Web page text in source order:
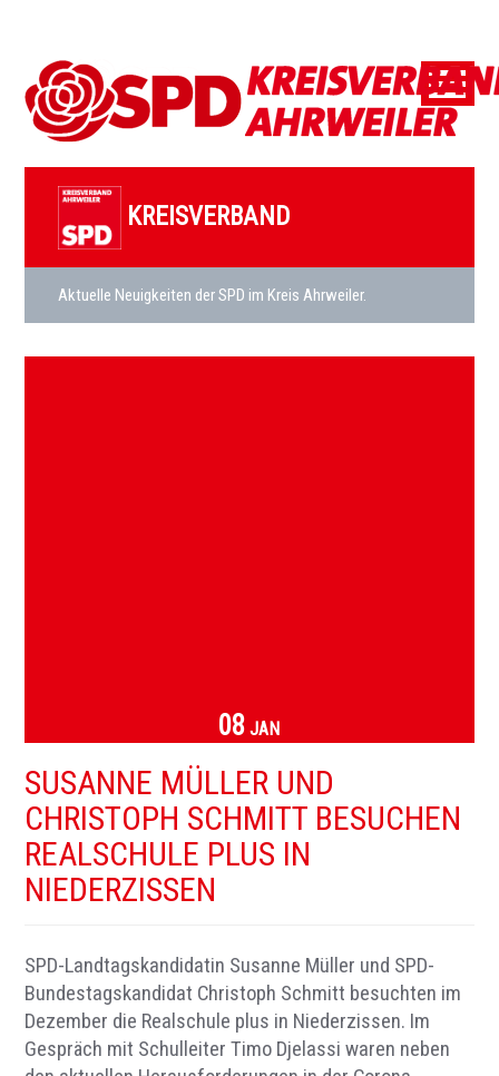
KREISVERBAND
Aktuelle Neuigkeiten der SPD im Kreis Ahrweiler.
08 JAN
SUSANNE MÜLLER UND
CHRISTOPH SCHMITT BESUCHEN
REALSCHULE PLUS IN
NIEDERZISSEN
SPD-Landtagskandidatin Susanne Müller und SPD-
Bundestagskandidat Christoph Schmitt besuchten im
Dezember die Realschule plus in Niederzissen. Im
Gespräch mit Schulleiter Timo Djelassi waren neben